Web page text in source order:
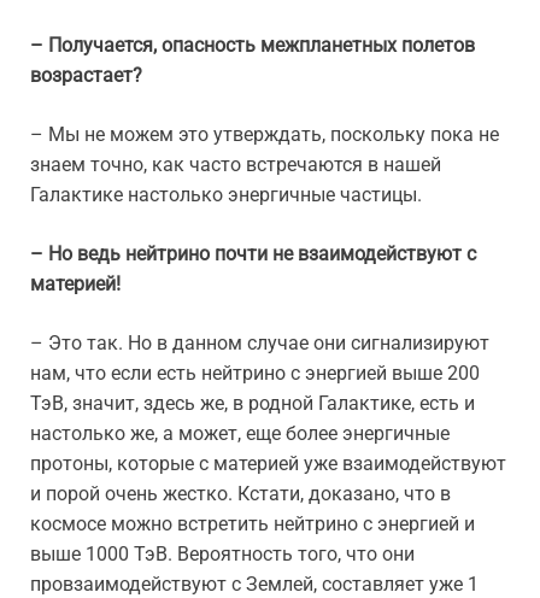
– Получается, опасность межпланетных полетов
возрастает?
– Мы не можем это утверждать, поскольку пока не
знаем точно, как часто встречаются в нашей
Галактике настолько энергичные частицы.
– Но ведь нейтрино почти не взаимодействуют с
материей!
– Это так. Но в данном случае они сигнализируют
нам, что если есть нейтрино с энергией выше 200
ТэВ, значит, здесь же, в родной Галактике, есть и
настолько же, а может, еще более энергичные
протоны, которые с материей уже взаимодействуют
и порой очень жестко. Кстати, доказано, что в
космосе можно встретить нейтрино с энергией и
выше 1000 ТэВ. Вероятность того, что они
провзаимодействуют с Землей, составляет уже 1